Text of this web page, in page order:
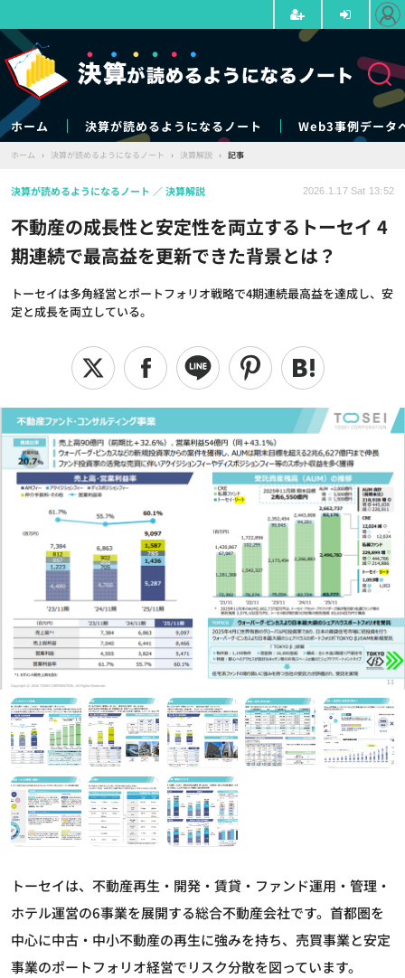
ホーム 決算が読めるようになるノート Web3事例データ
ホーム › 決算が読めるようになるノート › 決算解説 › 記事
不動産の成長性と安定性を両立するトーセイ 4
期連続で最高益を更新できた背景とは？
トーセイは多角経営とポートフォリオ戦略で4期連続最高益を達成し、安
定と成長を両立している。
決算が読めるようになるノート 決算解説 2026.1.17 Sat 13:52
トーセイは、不動産再生・開発・賃貸・ファンド運用・管理・
ホテル運営の6事業を展開する総合不動産会社です。首都圏を
中心に中古・中小不動産の再生に強みを持ち、売買事業と安定
事業のポートフォリオ経営でリスク分散を図っています。